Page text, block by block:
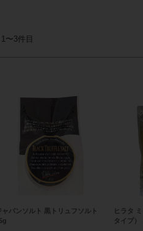
〜3件目
ャパンソルト 黒トリュフソルト
ヒラタ
タイプ）